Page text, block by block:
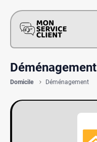
Déménagement
Domicile Déménagement